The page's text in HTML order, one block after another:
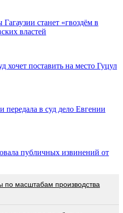
станет «гвоздём в
властей
хочет поставить на место Гуцул
передала в суд дело Евгении
публичных извинений от
по масштабам производства